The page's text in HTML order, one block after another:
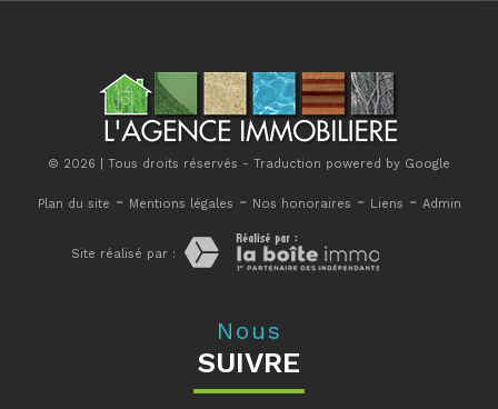
© 2026 | Tous droits réservés - Traduction powered by Google
Plan du site - Mentions légales - Nos honoraires - Liens - Admin
Site réalisé par :
Nous
SUIVRE